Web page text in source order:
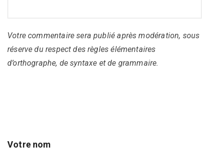
Votre commentaire sera publié après modération, sous
réserve du respect des règles élémentaires
d’orthographe, de syntaxe et de grammaire.
Votre nom